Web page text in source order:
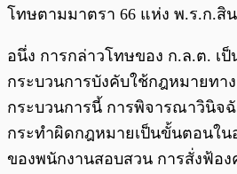
โทษตามมาตรา 66 แห่ง พ.ร.ก.สิ
อนึ่ง การกล่าวโทษของ ก.ล.ต. เป็
กระบวนการบังคับใช้กฎหมายทา
กระบวนการนี้ การพิจารณาวินิจ
กระทำผิดกฎหมายเป็นขั้นตอนใน
ของพนักงานสอบสวน การสั่งฟ้อ